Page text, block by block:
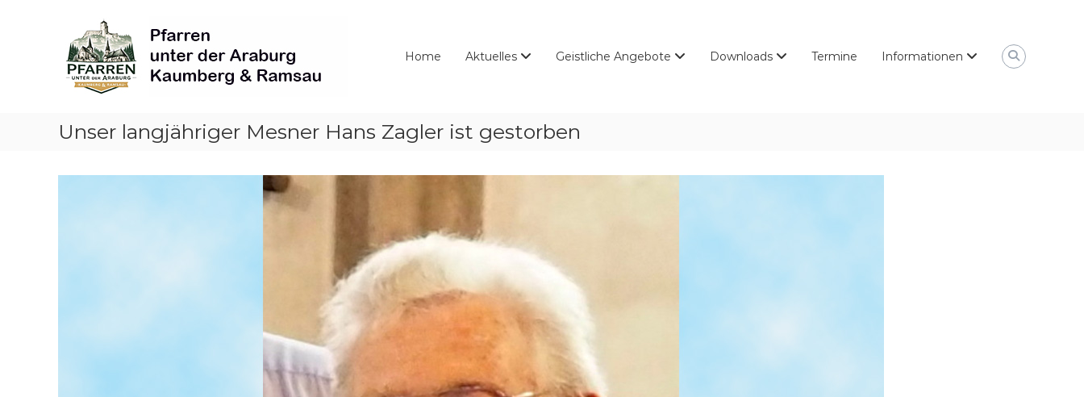
Pfarren
unter
derAraburg
in
Kaumberg
Home Aktuelles Geistliche Angebote Downloads Termine Informationen
Unser langjähriger Mesner Hans Zagler ist gestorben